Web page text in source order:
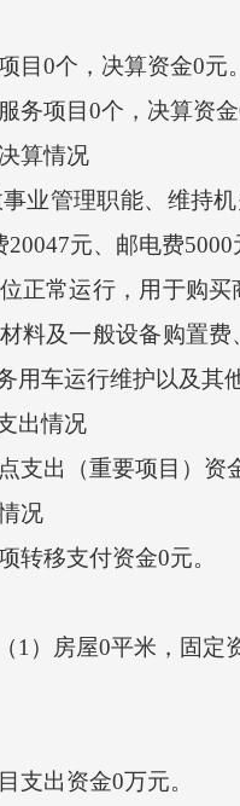
0个，决算资金0元。
项目0个，决算资金
算情况
管理职能、维持机
元、邮电费
常运行，用于购买
料及一般设备购置
用车运行维护以及其
出情况
出（重要项目）资金
况
移支付资金0元。
房屋0平米，固定
出资金0万元。